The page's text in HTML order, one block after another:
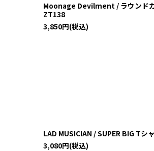
Moonage Devilment / ラウンド
ZT138
3,850円(税込)
LAD MUSICIAN / SUPER BIG T
3,080円(税込)